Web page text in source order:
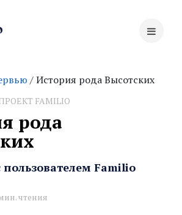
/ История рода Высотских
FAMILIO
рода
Familio
чтения